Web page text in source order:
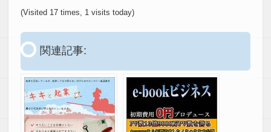
(Visited 17 times, 1 visits today)
関連記事: